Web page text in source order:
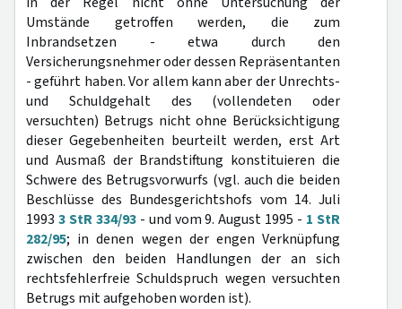
Umstände getroffen werden, die zum
Inbrandsetzen - etwa durch den
Versicherungsnehmer oder dessen Repräsentanten
- geführt haben. Vor allem kann aber der Unrechts-
und Schuldgehalt des (vollendeten oder
versuchten) Betrugs nicht ohne Berücksichtigung
dieser Gegebenheiten beurteilt werden, erst Art
und Ausmaß der Brandstiftung konstituieren die
Schwere des Betrugsvorwurfs (vgl. auch die beiden
Beschlüsse des Bundesgerichtshofs vom 14. Juli
1993 3 StR 334/93- und vom 9. August 1995 - 1 StR
282/95; in denen wegen der engen Verknüpfung
zwischen den beiden Handlungen der an sich
rechtsfehlerfreie Schuldspruch wegen versuchten
Betrugs mit aufgehoben worden ist).